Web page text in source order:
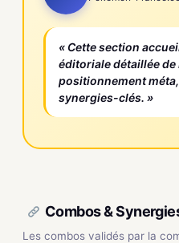
« Cette section
éditoriale détaillée de
positionnement
synergies-clés. »
Combos &
Les combos validés par la